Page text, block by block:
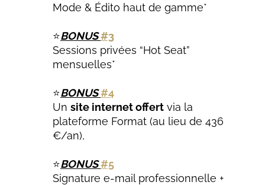
Mode & Édito haut de gamme*
⭐BONUS#3
Sessions privées “Hot Seat”
mensuelles*
⭐BONUS#4
Un site internet offert via la
plateforme Format (au lieu de 436
€/an),
⭐BONUS#5
Signature e-mail professionnelle +